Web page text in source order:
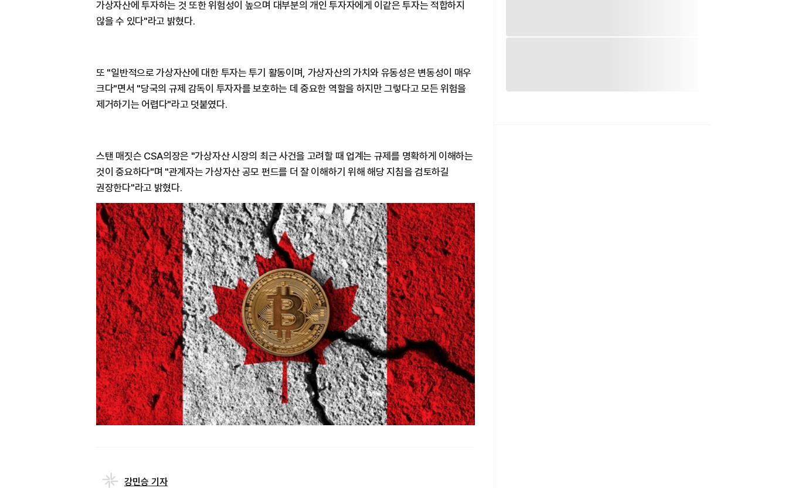
가상자산에 투자하는 것 또한 위험성이 높으며 대부분의 개인 투자자에게 이같은 투자는 적합하지
않을 수 있다"라고 밝혔다.
또 "일반적으로 가상자산에 대한 투자는 투기 활동이며, 가상자산의 가치와 유동성은 변동성이 매우
크다"면서 "당국의 규제 감독이 투자자를 보호하는 데 중요한 역할을 하지만 그렇다고 모든 위험을
제거하기는 어렵다"라고 덧붙였다.
스탠 매짓슨 CSA의장은 "가상자산 시장의 최근 사건을 고려할 때 업계는 규제를 명확하게 이해하는
것이 중요하다"며 "관계자는 가상자산 공모 펀드를 더 잘 이해하기 위해 해당 지침을 검토하길
권장한다"라고 밝혔다.
강민승 기자